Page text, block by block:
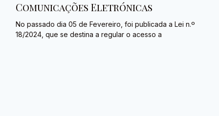
Comunicações Eletrónicas
No passado dia 05 de Fevereiro, foi publicada a Lei n.º
18/2024, que se destina a regular o acesso a